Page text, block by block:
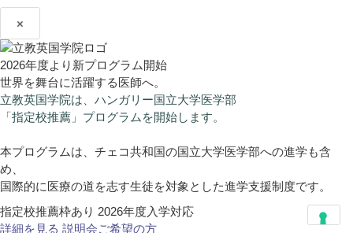
×
2026年度より新プログラム開始
世界を舞台に活躍する医師へ。
立教英国学院は、ハンガリー国立大学医学部
「指定校推薦」プログラムを開始します。
本プログラムは、チェコ共和国の国立大学医学部への進学も含
め、
国際的に医療の道を志す生徒を対象とした進学支援制度です。
指定校推薦枠あり 2026年度入学対応
詳細を見る 説明会ご希望の方